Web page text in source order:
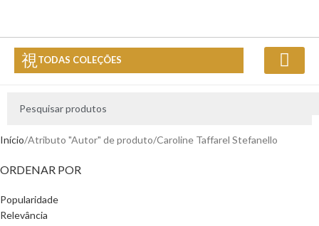
TODAS COLEÇÕES
Início Atributo "Autor" de produto Caroline Taffarel Stefanello
ORDENAR POR
Popularidade
Relevância